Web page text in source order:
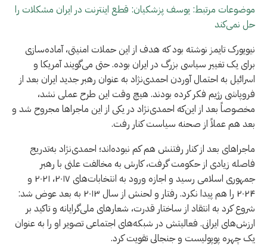
موضوعات مرتبط: یوسف پزشکیان: قطع اینترنت در ايران مشکلات را
حل نمی‌کند
نیویورک تایمز نوشته بود که هدف از این حملات امنیتی، آماده‌سازی
برای یک تغییر سیاسی بزرگ در ایران بوده. حتی می‌گویند آمریکا و
اسرائیل به احتمال آوردن احمدی‌نژاد به عنوان رهبر جدید ایران بعد از
فروپاشی رژیم فکر کرده بودند. هیچ وقت این طرح عملی نشد،
مخصوصاً بعد از این‌که احمدی‌نژاد در یکی از این ماجراها مجروح شد و
بعد هم عملاً از صحنه سیاست کنار رفت.
ماجراهای بعد از کنار رفتنش هم کم نبوده‌اند؛ احمدی‌نژاد به‌تدریج
فاصله زیادی از حکومت گرفت، کارش به مخالفت علنی با رهبر
جمهوری اسلامی رسید و اجازه ورود به انتخابات‌های ۲۰۱۷، ۲۰۲۱ و
۲۰۲۴ را هم پیدا نکرد. رفتار و لحنش از سال ۲۰۱۳ به بعد عوض شد:
شروع کرد به انتقاد از ساختار قدرت، شعارهای ملی‌گرایانه و تاکید بر
ارزش‌های ایرانی. فعالیتش در شبکه‌های اجتماعی تصویر او را به عنوان
یک چهره پوپولیست و جنجالی تقویت کرد.